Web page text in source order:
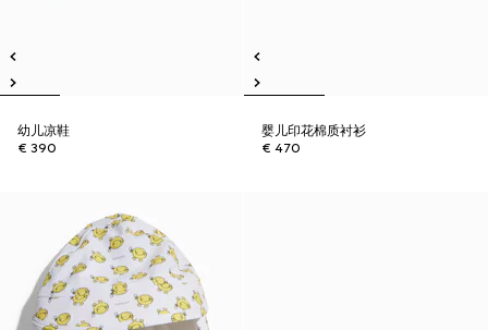
幼儿凉鞋
€ 390
婴儿印花棉质衬衫
€ 470